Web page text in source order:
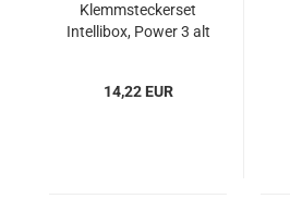
Klemmsteckerset
Intellibox, Power 3 alt
14,22 EUR